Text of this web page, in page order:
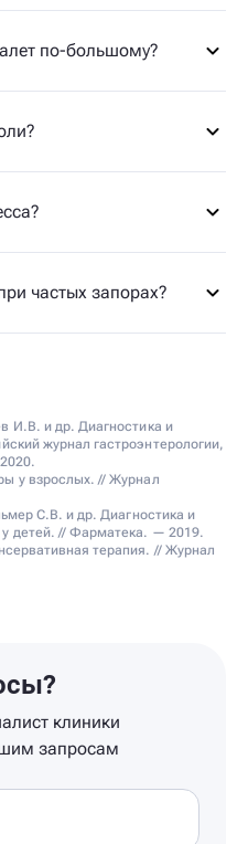
по-большому?
частых запорах?
и др. Диагностика и
журнал гастроэнтерологии,
у взрослых. // Журнал
С.В. и др. Диагностика и
у детей. // Фарматека. — 2019.
терапия. // Журнал
клиники
запросам